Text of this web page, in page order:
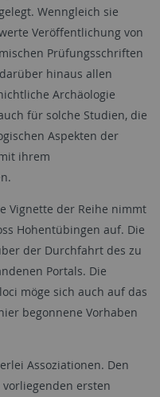
Wenngleich sie
Veröffentlichung von
Prüfungsschriften
hinaus allen
Archäologie
für solche Studien, die
Aspekten der
ihrem
Vignette der Reihe nimmt
Hohentübingen auf. Die
der Durchfahrt des zu
Portals. Die
möge sich auch auf das
begonnene Vorhaben
Assoziationen. Den
ersten